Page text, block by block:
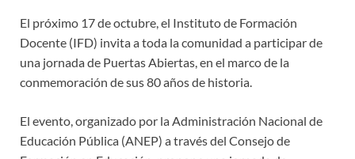
El próximo 17 de octubre, el Instituto de Formación
Docente (IFD) invita a toda la comunidad a participar de
una jornada de Puertas Abiertas, en el marco de la
conmemoración de sus 80 años de historia.
El evento, organizado por la Administración Nacional de
Educación Pública (ANEP) a través del Consejo de